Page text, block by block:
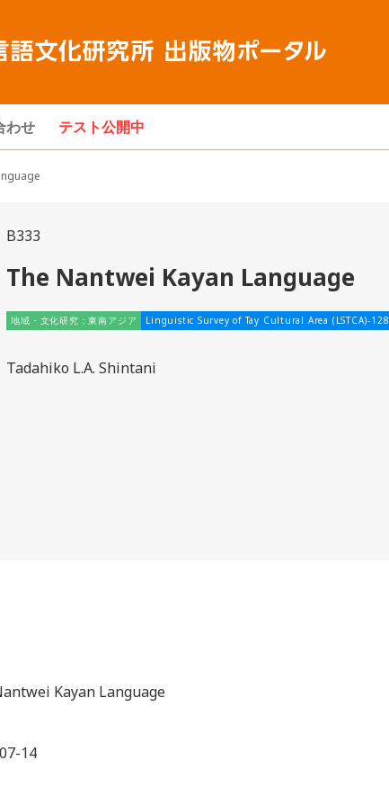
わせ テスト公開中
B333
The Nantwei Kayan Language
地域・文化研究：東南アジア Linguistic Survey of Tay Cultural Area (LSTCA)-128
Tadahiko L.A. Shintani
Kayan Language
14